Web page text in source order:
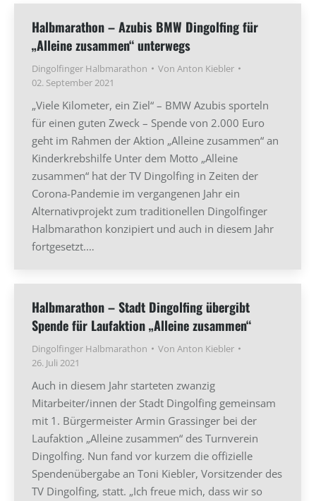
Halbmarathon – Azubis BMW Dingolfing für
„Alleine zusammen“ unterwegs
Dingolfinger Halbmarathon Von Anton Kiebler
02. September 2021
„Viele Kilometer, ein Ziel“ – BMW Azubis sporteln
für einen guten Zweck – Spende von 2.000 Euro
geht im Rahmen der Aktion „Alleine zusammen“ an
Kinderkrebshilfe Unter dem Motto „Alleine
zusammen“ hat der TV Dingolfing in Zeiten der
Corona-Pandemie im vergangenen Jahr ein
Alternativprojekt zum traditionellen Dingolfinger
Halbmarathon konzipiert und auch in diesem Jahr
fortgesetzt.…
Halbmarathon – Stadt Dingolfing übergibt
Spende für Laufaktion „Alleine zusammen“
Dingolfinger Halbmarathon Von Anton Kiebler
26. Juli 2021
Auch in diesem Jahr starteten zwanzig
Mitarbeiter/innen der Stadt Dingolfing gemeinsam
mit 1. Bürgermeister Armin Grassinger bei der
Laufaktion „Alleine zusammen“ des Turnverein
Dingolfing. Nun fand vor kurzem die offizielle
Spendenübergabe an Toni Kiebler, Vorsitzender des
TV Dingolfing, statt. „Ich freue mich, dass wir so